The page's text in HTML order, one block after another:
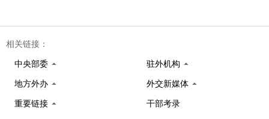
相关链接：
中央部委 驻外机构
地方外办 外交新媒体
重要链接 干部考录